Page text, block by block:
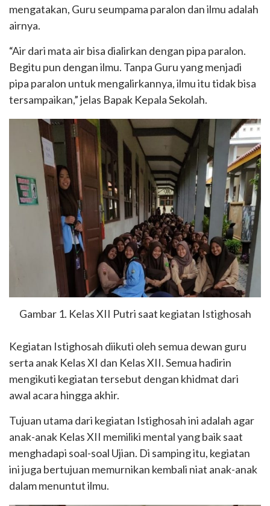
mengatakan, Guru seumpama paralon dan ilmu adalah
airnya.
“Air dari mata air bisa dialirkan dengan pipa paralon.
Begitu pun dengan ilmu. Tanpa Guru yang menjadi
pipa paralon untuk mengalirkannya, ilmu itu tidak bisa
tersampaikan,” jelas Bapak Kepala Sekolah.
Gambar 1. Kelas XII Putri saat kegiatan Istighosah
Kegiatan Istighosah diikuti oleh semua dewan guru
serta anak Kelas XI dan Kelas XII. Semua hadirin
mengikuti kegiatan tersebut dengan khidmat dari
awal acara hingga akhir.
Tujuan utama dari kegiatan Istighosah ini adalah agar
anak-anak Kelas XII memiliki mental yang baik saat
menghadapi soal-soal Ujian. Di samping itu, kegiatan
ini juga bertujuan memurnikan kembali niat anak-anak
dalam menuntut ilmu.